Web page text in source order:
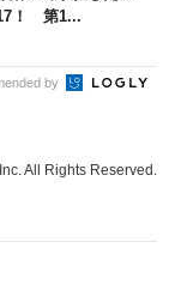
！ 第1...
by
All Rights Reserved.